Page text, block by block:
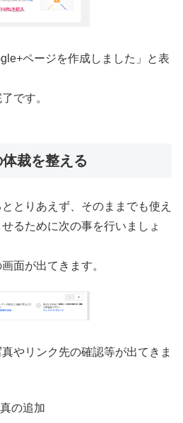
ページを作成しました」と表
です。
裁を整える
とりあえず、そのままでも使え
るために次の事を行いましょ
面が出てきます。
やリンク先の確認等が出てきま
の追加